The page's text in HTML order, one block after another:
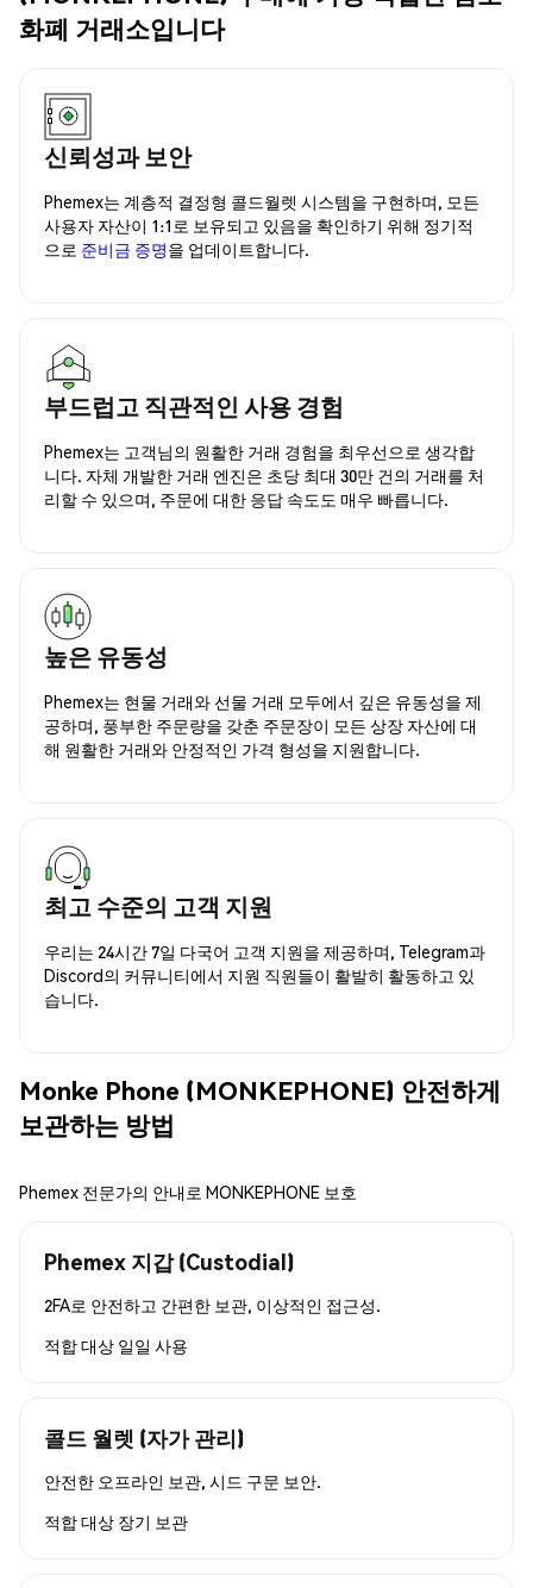
화폐 거래소입니다
신뢰성과 보안
Phemex는 계층적 결정형 콜드월렛 시스템을 구현하며, 모든
사용자 자산이 1:1로 보유되고 있음을 확인하기 위해 정기적
으로 준비금 증명을 업데이트합니다.
부드럽고 직관적인 사용 경험
Phemex는 고객님의 원활한 거래 경험을 최우선으로 생각합
니다. 자체 개발한 거래 엔진은 초당 최대 30만 건의 거래를 처
리할 수 있으며, 주문에 대한 응답 속도도 매우 빠릅니다.
높은 유동성
Phemex는 현물 거래와 선물 거래 모두에서 깊은 유동성을 제
공하며, 풍부한 주문량을 갖춘 주문장이 모든 상장 자산에 대
해 원활한 거래와 안정적인 가격 형성을 지원합니다.
최고 수준의 고객 지원
우리는 24시간 7일 다국어 고객 지원을 제공하며, Telegram과
Discord의 커뮤니티에서 지원 직원들이 활발히 활동하고 있
습니다.
Monke Phone (MONKEPHONE) 안전하게
보관하는 방법
Phemex 전문가의 안내로 MONKEPHONE 보호
Phemex 지갑 (Custodial)
2FA로 안전하고 간편한 보관, 이상적인 접근성.
적합 대상 일일 사용
콜드 월렛 (자가 관리)
안전한 오프라인 보관, 시드 구문 보안.
적합 대상 장기 보관